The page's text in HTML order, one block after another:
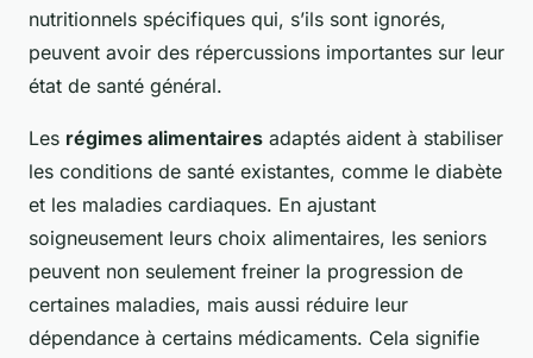
nutritionnels spécifiques qui, s’ils sont ignorés,
peuvent avoir des répercussions importantes sur leur
état de santé général.
Les régimes alimentaires adaptés aident à stabiliser
les conditions de santé existantes, comme le diabète
et les maladies cardiaques. En ajustant
soigneusement leurs choix alimentaires, les seniors
peuvent non seulement freiner la progression de
certaines maladies, mais aussi réduire leur
dépendance à certains médicaments. Cela signifie